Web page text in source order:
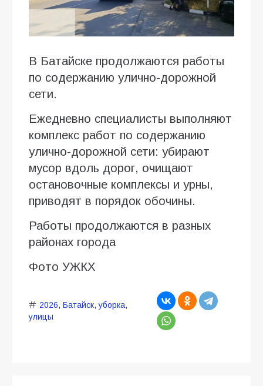
В Батайске продолжаются работы
по содержанию улично-дорожной
сети.
Ежедневно специалисты выполняют
комплекс работ по содержанию
улично-дорожной сети: убирают
мусор вдоль дорог, очищают
остановочные комплексы и урны,
приводят в порядок обочины.
Работы продолжаются в разных
районах города
Фото УЖКХ
2026, Батайск,уборка,
улицы